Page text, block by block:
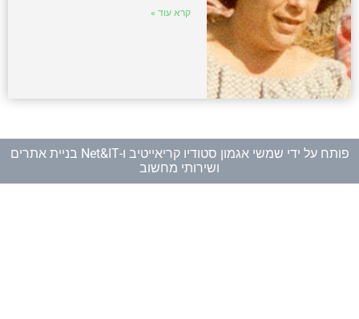
קרא עוד »
פותח על ידי שמשי אגמון סטודיו קריאייטיב ו-
Net&IT בניית אתרים
ושירותי מחשוב